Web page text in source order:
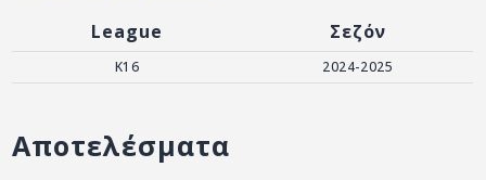
League Σεζόν
K16 2024-2025
Αποτελέσματα